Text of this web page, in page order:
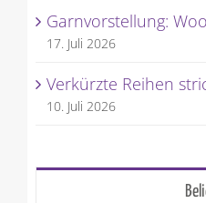
Garnvorstellung:
17. Juli 2026
Verkürzte Reihen
10. Juli 2026